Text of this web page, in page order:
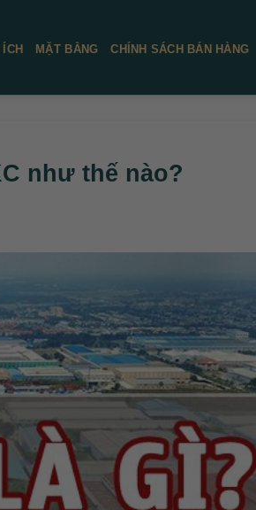
ÍCH MẶT BẰNG CHÍNH SÁCH BÁN HÀNG
như thế nào?